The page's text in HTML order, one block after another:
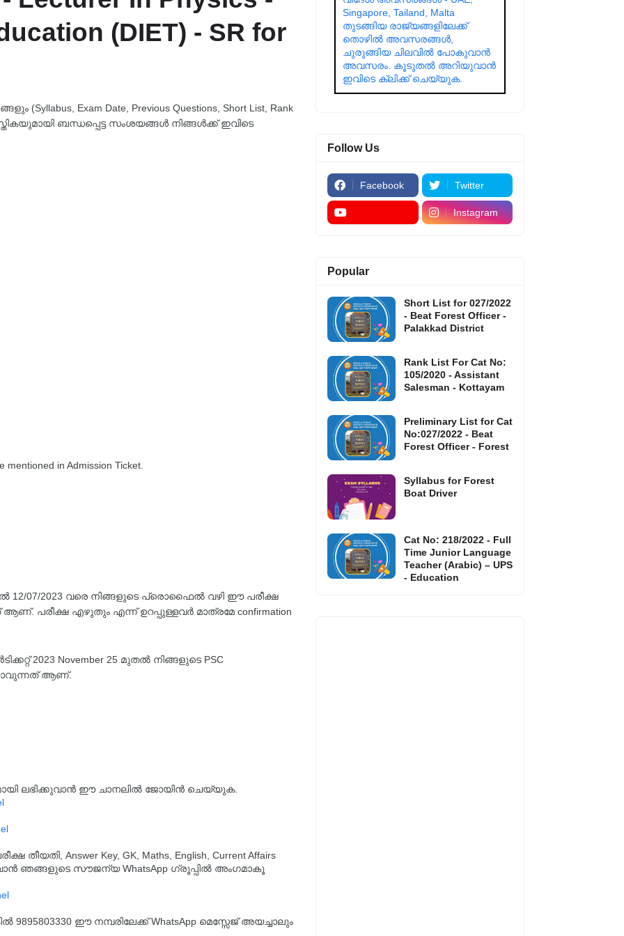
(DIET) - SR for
Exam Date, Previous Questions, Short List, Rank
ബന്ധപ്പെട്ട സംശയങ്ങൾ നിങ്ങൾക്ക് ഇവിടെ
mentioned in Admission Ticket.
12/07/2023 വരെ നിങ്ങളുടെ പ്രൊഫൈൽ വഴി ഈ പരീക്ഷ
പരീക്ഷ എഴുതും എന്ന് ഉറപ്പുള്ളവർ മാത്രമേ confirmation
2023 November 25 മുതൽ നിങ്ങളുടെ PSC
ആണ്.
ലഭിക്കുവാൻ ഈ ചാനലിൽ ജോയിൻ ചെയ്യുക.
Answer Key, GK, Maths, English, Current Affairs
ഞങ്ങളുടെ സൗജന്യ WhatsApp ഗ്രൂപ്പിൽ അംഗമാകൂ
9895803330 ഈ നമ്പരിലേക്ക് WhatsApp മെസ്സേജ് അയച്ചാലും
Singapore, Tailand, Malta
തുടങ്ങിയ രാജ്യങ്ങളിലേക്ക്
തൊഴിൽ അവസരങ്ങൾ,
ചുരുങ്ങിയ ചിലവിൽ പോകുവാൻ
അവസരം. കൂടുതൽ അറിയുവാൻ
ഇവിടെ ക്ലിക്ക് ചെയ്യുക.
Follow Us
Facebook Twitter
Instagram
Popular
Short List for 027/2022
- Beat Forest Officer -
Palakkad District
Rank List For Cat No:
105/2020 - Assistant
Salesman - Kottayam
Preliminary List for Cat
No:027/2022 - Beat
Forest Officer - Forest
Syllabus for Forest
Boat Driver
Cat No: 218/2022 - Full
Time Junior Language
Teacher (Arabic) – UPS
- Education